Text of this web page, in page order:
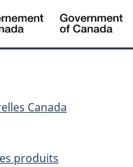
Canada
produits